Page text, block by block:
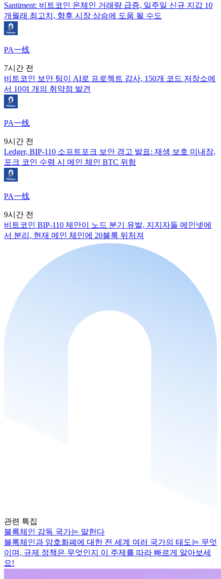
Santiment: 비트코인 온체인 거래량 급증, 일주일 신규 지갑 10
개월래 최고치, 향후 시장 상승에 도움 될 수도
PA一线
7시간 전
비트코인 보안 팀이 AI로 프로젝트 감사, 150개 코드 저장소에
서 10여 개의 취약점 발견
PA一线
9시간 전
Ledger, BIP-110 소프트포크 보안 경고 발표: 재생 보호 미내장,
포크 코인 수령 시 메인 체인 BTC 위험
PA一线
9시간 전
비트코인 BIP-110 제안이 노드 분기 유발, 지지자들 메인넷에
서 분리, 현재 메인 체인에 20블록 뒤처져
관련 특집
블록체인 감독 국가는 말한다
블록체인과 암호화폐에 대한 전 세계 여러 국가의 태도는 무엇
이며, 규제 정책은 무엇인지 이 주제를 따라 빠르게 알아보세
요!